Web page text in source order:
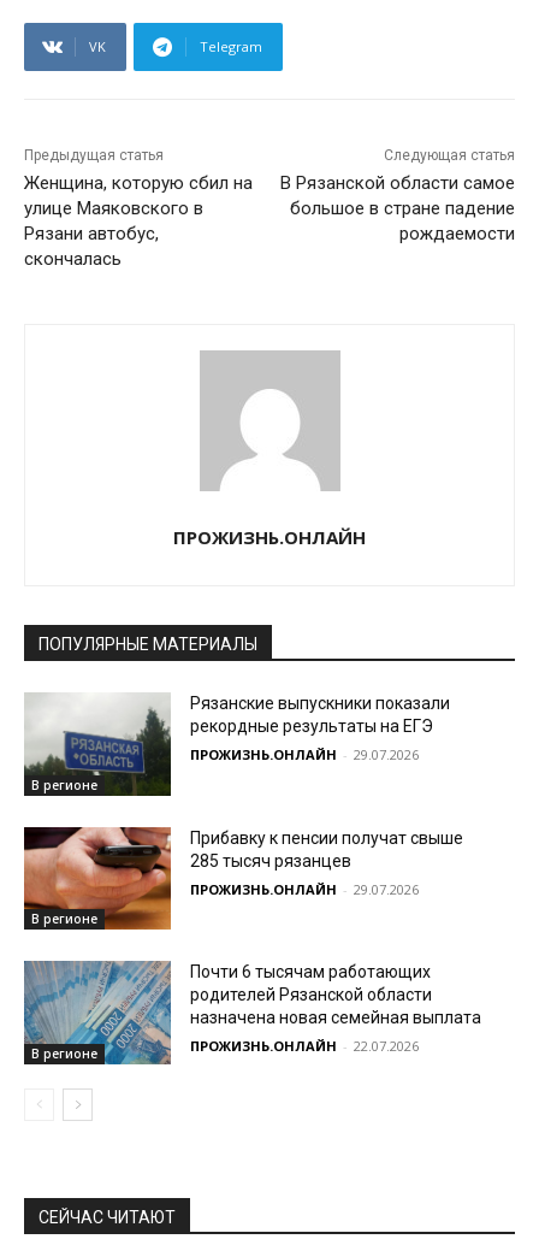
VK Telegram
Предыдущая статья
Женщина, которую сбил на
улице Маяковского в
Рязани автобус,
скончалась
Следующая статья
В Рязанской области самое
большое в стране падение
рождаемости
ПРОЖИЗНЬ.ОНЛАЙН
ПОПУЛЯРНЫЕ МАТЕРИАЛЫ
В регионе
Рязанские выпускники показали
рекордные результаты на ЕГЭ
ПРОЖИЗНЬ.ОНЛАЙН - 29.07.2026
В регионе
Прибавку к пенсии получат свыше
285 тысяч рязанцев
ПРОЖИЗНЬ.ОНЛАЙН - 29.07.2026
В регионе
Почти 6 тысячам работающих
родителей Рязанской области
назначена новая семейная выплата
ПРОЖИЗНЬ.ОНЛАЙН - 22.07.2026
СЕЙЧАС ЧИТАЮТ